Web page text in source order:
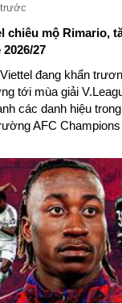
chiêu mộ Rimario,
27
đang khẩn
tới mùa giải
các danh hiệu
AFC Champions